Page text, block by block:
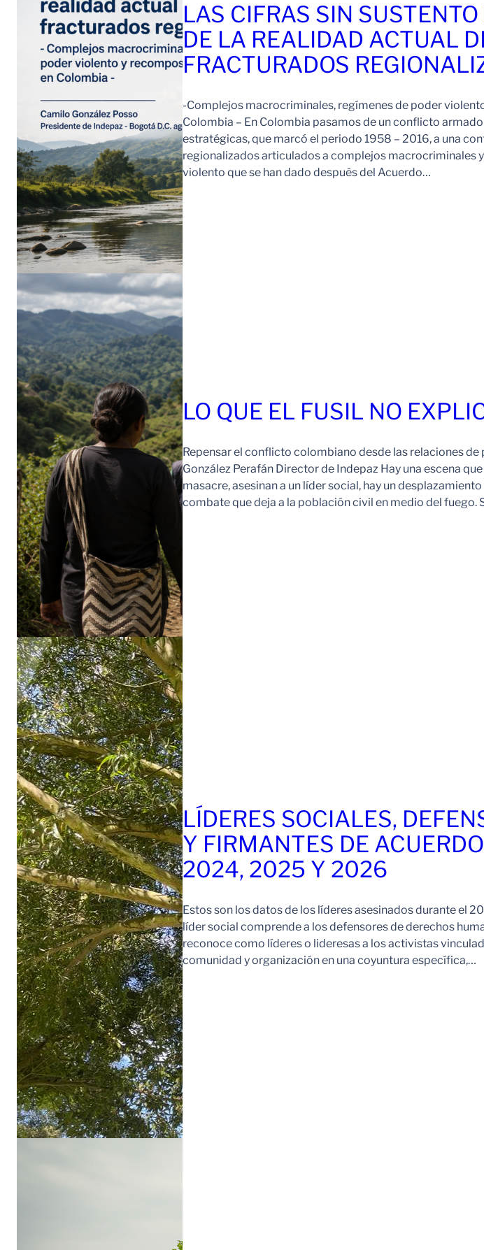
LAS CIFRAS SIN
DE LA REALIDAD ACTUAL
FRACTURADOS
-Complejos macrocriminales, regímenes de poder
Colombia – En Colombia pasamos de un conflicto
estratégicas, que marcó el periodo 1958 – 2016, a una
regionalizados articulados a complejos macrocriminales
violento que se han dado después del Acuerdo…
LO QUE EL FUSIL NO
Repensar el conflicto colombiano desde las relaciones
González Perafán Director de Indepaz Hay una escena
masacre, asesinan a un líder social, hay un
combate que deja a la población civil en medio del fuego.
LÍDERES SOCIALES,
Y FIRMANTES DE
2024, 2025 Y 2026
Estos son los datos de los líderes asesinados durante el
líder social comprende a los defensores de derechos
reconoce como líderes o lideresas a los activistas
comunidad y organización en una coyuntura específica,…